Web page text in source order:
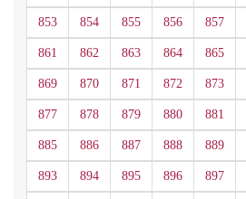
853 854 855 856 857
861 862 863 864 865
869 870 871 872 873
877 878 879 880 881
885 886 887 888 889
893 894 895 896 897